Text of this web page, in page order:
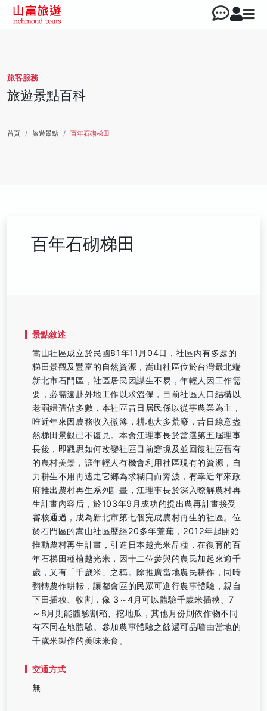
旅客服務
旅遊景點百科
首頁 旅遊景點 百年石砌梯田
百年石砌梯田
景點敘述
嵩山社區成立於民國81年11月04日，社區內有多處的
梯田景觀及豐富的自然資源，嵩山社區位於台灣最北端
新北市石門區，社區居民因謀生不易，年輕人因工作需
要，必需遠赴外地工作以求溫保，目前社區人口結構以
老弱婦孺佔多數，本社區昔日居民係以從事農業為主，
唯近年來因農務收入微簿，耕地大多荒廢，昔日綠意盎
然梯田景觀已不復見。本會江理事長於當選第五屆理事
長後，即戮思如何改變社區目前窘境及並回復社區舊有
的農村美景，讓年輕人有機會利用社區現有的資源，自
力耕生不用再遠走它鄉為求糊口而奔波，有幸近年來政
府推出農村再生系列計畫，江理事長於深入暸解農村再
生計畫內容后，於103年9月成功的提出農再計畫接受
審核通過，成為新北市第七個完成農村再生的社區。位
於石門區的嵩山社區歷經20多年荒蕪，2012年起開始
推動農村再生計畫，引進日本越光米品種，在復育的百
年石梯田種植越光米，因十二位參與的農民加起來逾千
歲，又有「千歲米」之稱。除推廣當地農民耕作，同時
翻轉農作耕耘，讓都會區的民眾可進行農事體驗，親自
下田插秧、收割，像 3～4月可以體驗千歲米插秧、7
～8月則能體驗割稻、挖地瓜，其他月份則依作物不同
有不同在地體驗。參加農事體驗之餘還可品嚐由當地的
千歲米製作的美味米食。
交通方式
無